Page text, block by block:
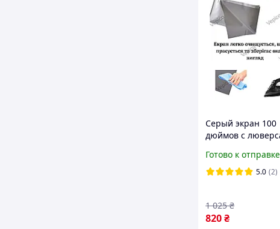
Серый экран 100
дюймов с
полотно для
домашнего
Готово к отправке
5.0 (2)
820₴
1 025 ₴